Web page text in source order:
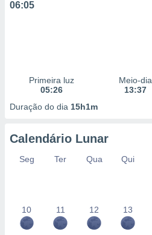
06:05
Primeira luz
05:26
Meio-dia
13:37
Duração do dia 15h1m
Calendário Lunar
Seg Ter Qua Qui
10 11 12 13